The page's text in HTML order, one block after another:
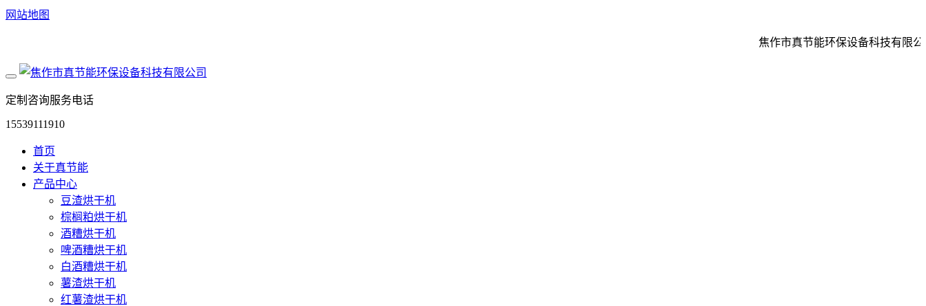
网站地图
焦作市真节能环保设备科技有限公
定制咨询服务电话
15539111910
首页
关于真节能
产品中心
豆渣烘干机
棕榈粕烘干机
酒糟烘干机
啤酒糟烘干机
白酒糟烘干机
薯渣烘干机
红薯渣烘干机